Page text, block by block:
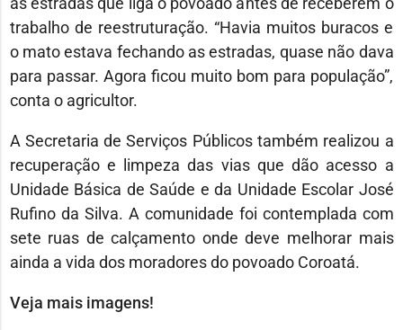
trabalho de reestruturação. “Havia muitos buracos e
o mato estava fechando as estradas, quase não dava
para passar. Agora ficou muito bom para população”,
conta o agricultor.
A Secretaria de Serviços Públicos também realizou a
recuperação e limpeza das vias que dão acesso a
Unidade Básica de Saúde e da Unidade Escolar José
Rufino da Silva. A comunidade foi contemplada com
sete ruas de calçamento onde deve melhorar mais
ainda a vida dos moradores do povoado Coroatá.
Veja mais imagens!